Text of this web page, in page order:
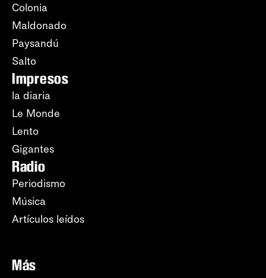
Colonia
Maldonado
Paysandú
Salto
Impresos
la diaria
Le Monde
Lento
Gigantes
Radio
Periodismo
Música
Artículos leídos
Más